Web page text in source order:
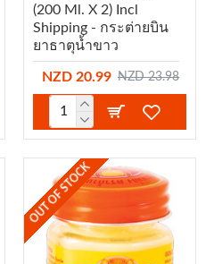
(200 Ml. X 2) Incl
Shipping - กระต่ายบิน
ยาธาตุน้ำขาว
NZD 20.99 NZD 23.98
OUT OF STOCK